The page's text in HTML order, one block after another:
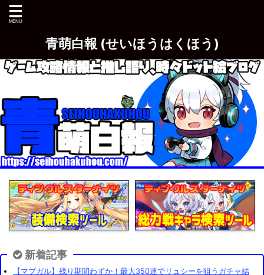
青萌白報 (せいほうはくほう)
新着記事
【マブガル】残り期間わずか！最大350連でリュシーを狙うガチャ結